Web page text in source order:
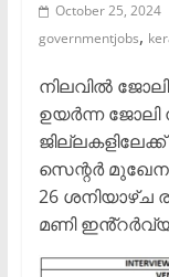
October 25, 2024
governmentjobs,
നിലവിൽ
ഉയർന്ന ജോലി
സെന്റർ മുഖേന
26 ശനിയാഴ്ച
മണി